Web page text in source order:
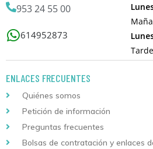
953 24 55 00
614952873
ENLACES FRECUENTES
Quiénes somos
Petición de información
Preguntas frecuentes
Bolsas de contratación y enlaces